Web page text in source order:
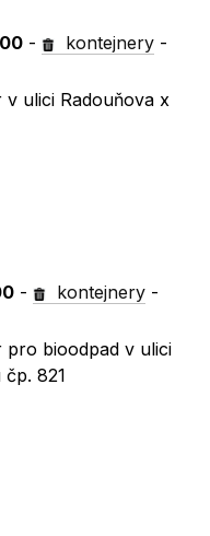
- kontejnery -
ulici Radouňova x
- kontejnery -
pro bioodpad v ulici
821